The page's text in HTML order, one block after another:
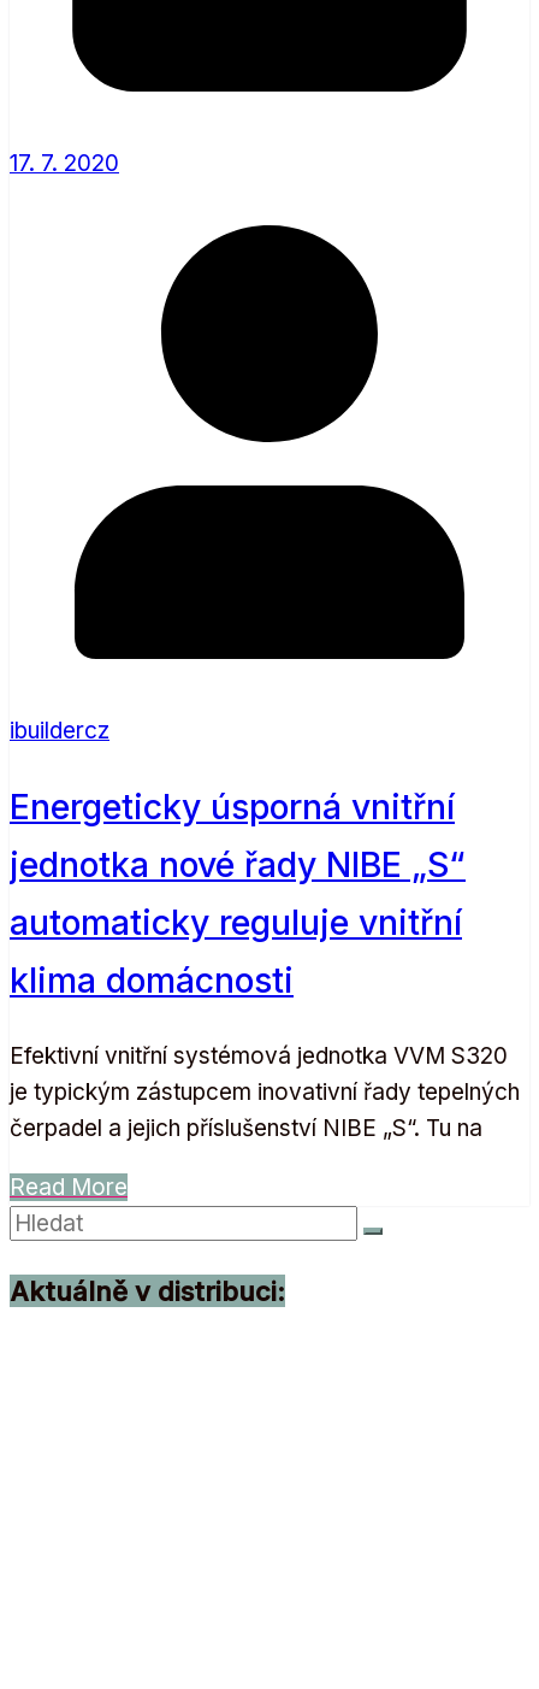
17. 7. 2020
ibuildercz
Energeticky úsporná vnitřní
jednotka nové řady NIBE „S“
automaticky reguluje vnitřní
klima domácnosti
Efektivní vnitřní systémová jednotka VVM S320
je typickým zástupcem inovativní řady tepelných
čerpadel a jejich příslušenství NIBE „S“. Tu na
Read More
Aktuálně v distribuci: